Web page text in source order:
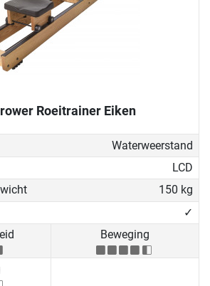
Roeitrainer Eiken
Waterweerstand
LCD
150 kg
✓
Beweging